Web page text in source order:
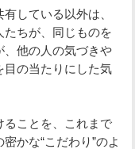
している以外は、
ちが、同じものを
、他の人の気づきや
目の当たりにした気
ることを、これまで
かな“こだわり”のよ